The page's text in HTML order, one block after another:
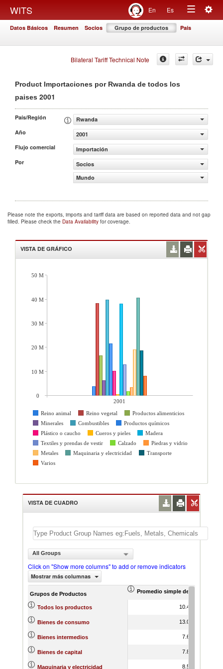
WITS En Es
Toggle
Datos Básicos Resumen Socios Grupo de productos País
Bilateral Tariff Technical Note
Product Importaciones por Rwanda de todos los
paises 2001
País/Región
Rwanda
Año
2001
Flujo comercial
Importación
Por
Socios
Mundo
Please note the exports, imports and tariff data are based on reported data and not gap
filled. Please check the Data Availability for coverage.
VISTA DE GRÁFICO
2001
Reino animal
Reino vegetal
Productos alimenticios
Minerales
Combustibles
Productos químicos
Plástico o caucho
Cueros y pieles
Madera
Textiles y prendas de vestir
Calzado
Piedras y vidrio
Metales
Maquinaria y electricidad
Transporte
Varios
50 M
40 M
30 M
20 M
10 M
0
VISTA DE CUADRO
All Groups
Click on "Show more columns" to add or remove indicators
Mostrar más columnas
Grupos de Productos Promedio simple de aranceles
Todos los productos 10.45
Bienes de consumo 13.04
Bienes intermedios 7.62
Bienes de capital 7.84
Maquinaria y electricidad 8.57